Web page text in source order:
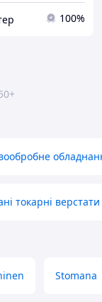
100%
токарні верстати
Stomana